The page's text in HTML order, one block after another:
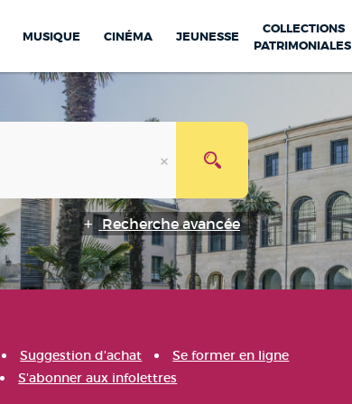
MUSIQUE CINÉMA JEUNESSE
COLLECTIONS
PATRIMONIALES
Recherche avancée
Suggestion d'achat
Se former en ligne
S'abonner aux infolettres